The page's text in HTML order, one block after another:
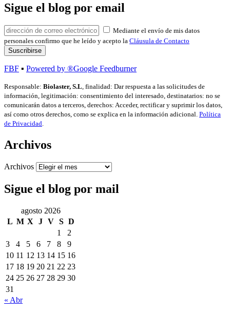
Sigue el blog por email
Mediante el envío de mis datos
personales confirmo que he leído y acepto la Cláusula de Contacto
FBF ▪ Powered by ®Google Feedburner
Responsable: Biolaster, S.L, finalidad: Dar respuesta a las solicitudes de
información, legitimación: consentimiento del interesado, destinatarios: no se
comunicarán datos a terceros, derechos: Acceder, rectificar y suprimir los datos,
así como otros derechos, como se explica en la información adicional. Política
de Privacidad.
Archivos
Archivos
Sigue el blog por mail
agosto 2026
L M X J V S D
1
2
3
4 5 6 7 8
9
10 11 12 13 14 15 16
17 18 19 20 21 22 23
24 25 26 27 28 29 30
31
« Abr